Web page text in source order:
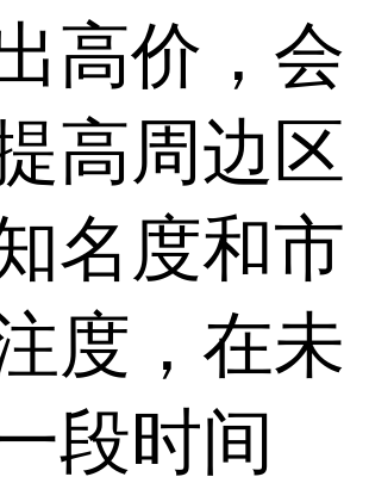
高价，会
高周边区
名度和市
度，在未
段时间